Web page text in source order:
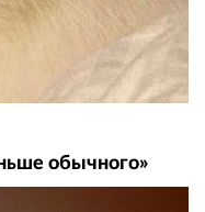
обычного»